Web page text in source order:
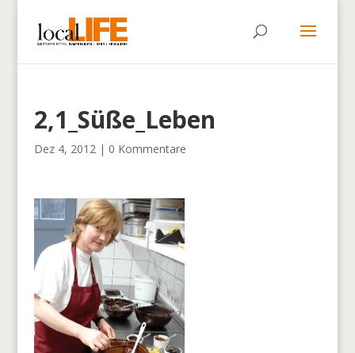
2,1_Süße_Leben
Dez 4, 2012| 0 Kommentare